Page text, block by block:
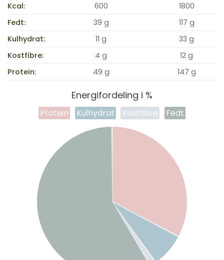
Kcal:
600
1800
Fedt:
39 g
117 g
Kulhydrat:
11 g
33 g
Kostfibre:
4 g
12 g
Protein:
49 g 147 g
Energifordeling i %
Protein Kulhydrat Kostfibre Fedt